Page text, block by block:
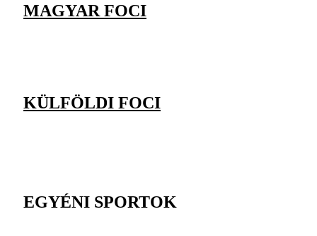
MAGYAR FOCI
KÜLFÖLDI FOCI
EGYÉNI SPORTOK